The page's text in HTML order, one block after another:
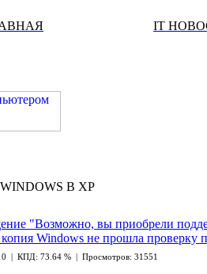
IT
В XP
"Возможно, вы приобрели
Windows не прошла проверку
| КПД: 73.64 % | Просмотров: 31551